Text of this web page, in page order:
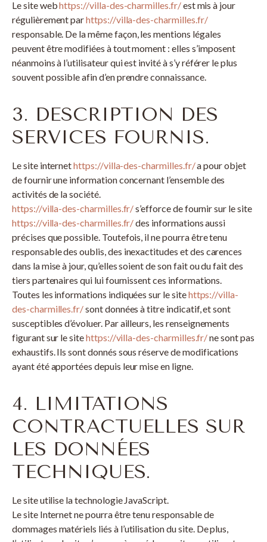
Le site webhttps://villa-des-charmilles.fr/est mis à jour
régulièrement parhttps://villa-des-charmilles.fr/
responsable. De la même façon, les mentions légales
peuvent être modifiées à tout moment : elles s’imposent
néanmoins à l’utilisateur qui est invité à s’y référer le plus
souvent possible afin d’en prendre connaissance.
3. DESCRIPTION DES
SERVICES FOURNIS.
Le site internethttps://villa-des-charmilles.fr/a pour objet
de fournir une information concernant l’ensemble des
activités de la société.
https://villa-des-charmilles.fr/s’efforce de fournir sur le site
https://villa-des-charmilles.fr/des informations aussi
précises que possible. Toutefois, il ne pourra être tenu
responsable des oublis, des inexactitudes et des carences
dans la mise à jour, qu’elles soient de son fait ou du fait des
tiers partenaires qui lui fournissent ces informations.
Toutes les informations indiquées sur le sitehttps://villa-
des-charmilles.fr/sont données à titre indicatif, et sont
susceptibles d’évoluer. Par ailleurs, les renseignements
figurant sur le sitehttps://villa-des-charmilles.fr/ne sont pas
exhaustifs. Ils sont donnés sous réserve de modifications
ayant été apportées depuis leur mise en ligne.
4. LIMITATIONS
CONTRACTUELLES SUR
LES DONNÉES
TECHNIQUES.
Le site utilise la technologie JavaScript.
Le site Internet ne pourra être tenu responsable de
dommages matériels liés à l’utilisation du site. De plus,